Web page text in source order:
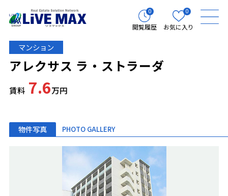
0
閲覧履歴
0
お気に入り
マンション
アレクサス ラ・ストラーダ
賃料 7.6万円
物件写真 PHOTO GALLERY